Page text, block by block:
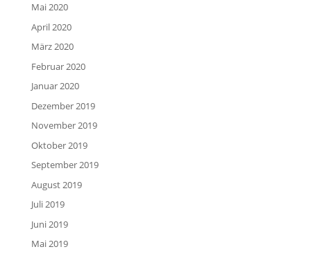
Mai 2020
April 2020
März 2020
Februar 2020
Januar 2020
Dezember 2019
November 2019
Oktober 2019
September 2019
August 2019
Juli 2019
Juni 2019
Mai 2019